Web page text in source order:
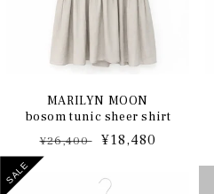
MARILYN MOON
bosom tunic sheer shirt
通
常
¥26,400
セ
ル
¥18,480
SALE